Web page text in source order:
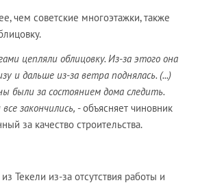
чем советские многоэтажки, также
цепляли облицовку. Из-за этого она
и дальше из-за ветра поднялась. (...)
были за состоянием дома следить.
закончились, - объясняет чиновник
за качество строительства.
Текели из-за отсутствия работы и